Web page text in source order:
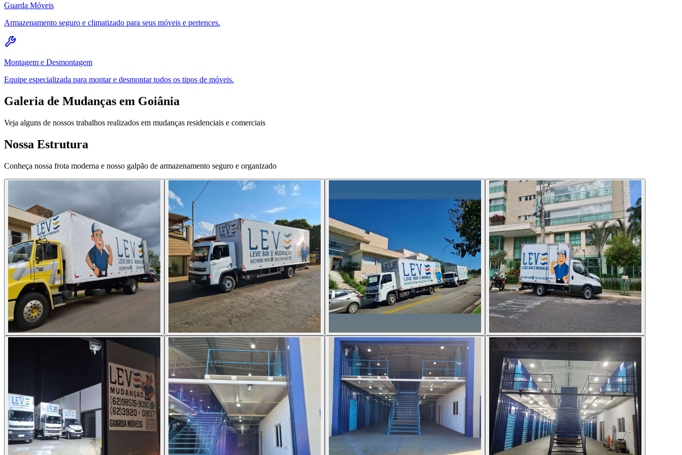
Guarda Móveis
Armazenamento seguro e climatizado para seus móveis e pertences.
Montagem e Desmontagem
Equipe especializada para montar e desmontar todos os tipos de móveis.
Galeria de Mudanças em Goiânia
Veja alguns de nossos trabalhos realizados em mudanças residenciais e comerciais
Nossa Estrutura
Conheça nossa frota moderna e nosso galpão de armazenamento seguro e organizado